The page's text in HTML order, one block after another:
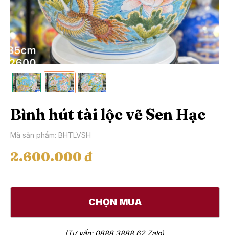
Bình hút tài lộc vẽ Sen Hạc
Mã sản phẩm: BHTLVSH
2.600.000 đ
CHỌN MUA